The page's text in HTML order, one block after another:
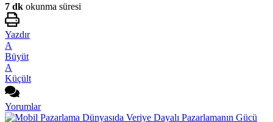
7 dk okunma süresi
Yazdır
A
Büyüt
A
Küçült
Yorumlar